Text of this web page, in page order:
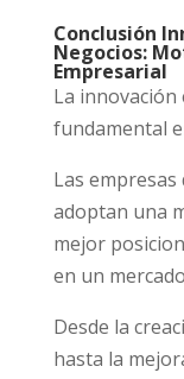
Conclusión
Negocios:
Empresarial
La
fundamental
Las
adoptan una
mejor
en un
Desde la
hasta la